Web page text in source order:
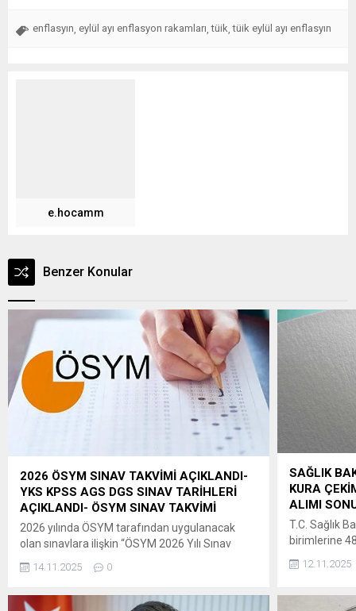
enflasyın eylül ayı enflasyon rakamları ,tüik ,tüik eylül ayı enflasyın
e.hocamm
Benzer Konular
2026 ÖSYM SINAV TAKVİMİ AÇIKLANDI-
YKS KPSS AGS DGS SINAV TARİHLERİ
AÇIKLANDI- ÖSYM SINAV TAKVİMİ
2026 yılında ÖSYM tarafından uygulanacak
olan sınavlara ilişkin “ÖSYM 2026 Yılı Sınav
2025 tarihinde saat 09.30’dan itibaren
erişilebilecektir. Adaylara ve kamuoyuna
14.11.2025 0
SAĞLIK
KURA
ALIMI
T.C. Sağlık
birimlerine
Kanuna
hükümleri
12.11.2025